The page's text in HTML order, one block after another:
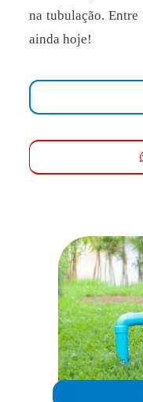
na tubulação.
ainda hoje!